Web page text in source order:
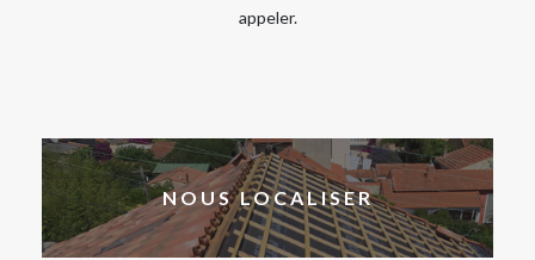
appeler.
NOUS LOCALISER